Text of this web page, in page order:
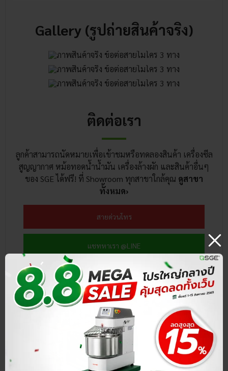
Gallery (รูปถ่ายสินค้าจริง)
ติดต่อเรา
ลูกค้าสามารถนัดหมายเพื่อเข้าชมหรือทดลองสินค้า เครื่องซีล
สูญญากาศ หม้อทอดน้ำน้ำมัน เครื่องล้างผัก และสินค้าอื่นๆ
ของ SGE ได้ฟรี! ที่ Showroom ทุกสาขาใกล้คุณ ดูสาขา
ทั้งหมด›
สายด่วนโทร
แชทหาเรา @LINE